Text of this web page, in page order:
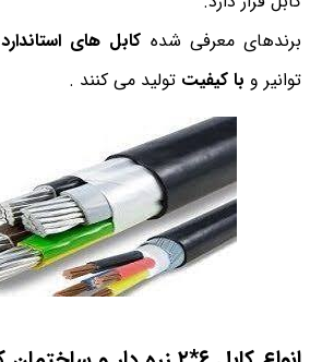
برندهای معرفی شده کابل های استاندارد
توانیر و با کیفیت تولید می کنند .